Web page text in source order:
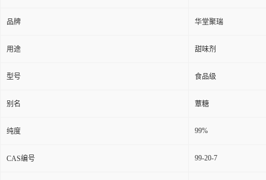
品牌 华堂聚瑞
用途 甜味剂
型号 食品级
别名 蕈糖
纯度 99%
CAS编号 99-20-7